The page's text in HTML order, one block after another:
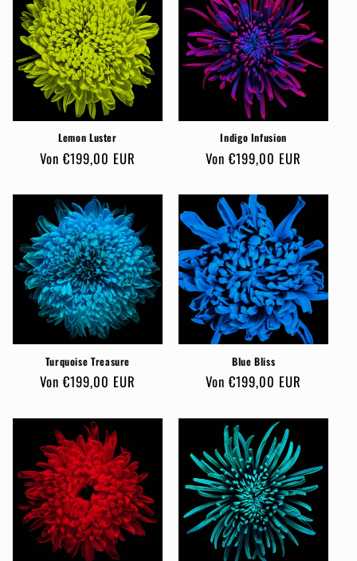
o
r
e
Lemon Luster
Normaler
Von €199,00 EUR
Indigo Infusion
Normaler
Von €199,00 EUR
Turquoise Treasure
Normaler
Von €199,00 EUR
Blue Bliss
Normaler
Von €199,00 EUR